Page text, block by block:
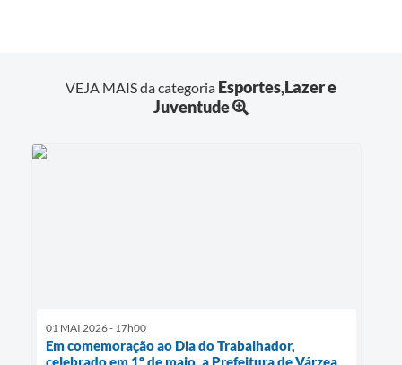
VEJA MAIS da categoria Esportes,Lazer e
Juventude
01 MAI 2026 - 17h00
Em comemoração ao Dia do Trabalhador,
celebrado em 1º de maio, a Prefeitura de Várzea